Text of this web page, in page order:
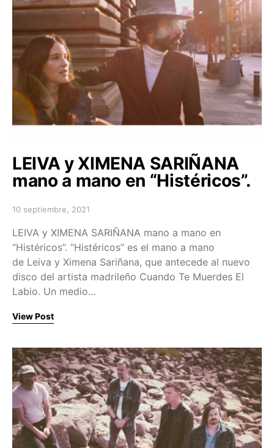
LEIVA y XIMENA SARIÑANA
mano a mano en “Histéricos”.
Posted on
10 septiembre, 2021
LEIVA y XIMENA SARIÑANA mano a mano en
“Histéricos”. “Histéricos” es el mano a mano
de Leiva y Ximena Sariñana, que antecede al nuevo
disco del artista madrileño Cuando Te Muerdes El
Labio. Un medio…
View Post